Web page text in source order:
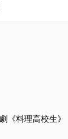
《料理高校生》